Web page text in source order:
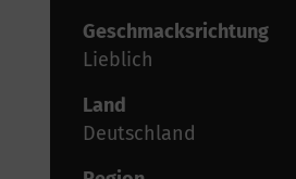
Geschmacksrichtung
Lieblich
Land
Deutschland